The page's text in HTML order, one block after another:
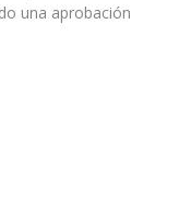
una aprobación